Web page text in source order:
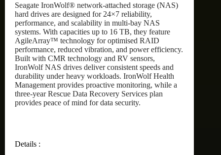
Seagate IronWolf® network-attached storage (NAS)
hard drives are designed for 24×7 reliability,
performance, and scalability in multi-bay NAS
systems. With capacities up to 16 TB, they feature
AgileArray™ technology for optimised RAID
performance, reduced vibration, and power efficiency.
Built with CMR technology and RV sensors,
IronWolf NAS drives deliver consistent speeds and
durability under heavy workloads. IronWolf Health
Management provides proactive monitoring, while a
three-year Rescue Data Recovery Services plan
provides peace of mind for data security.
Details :